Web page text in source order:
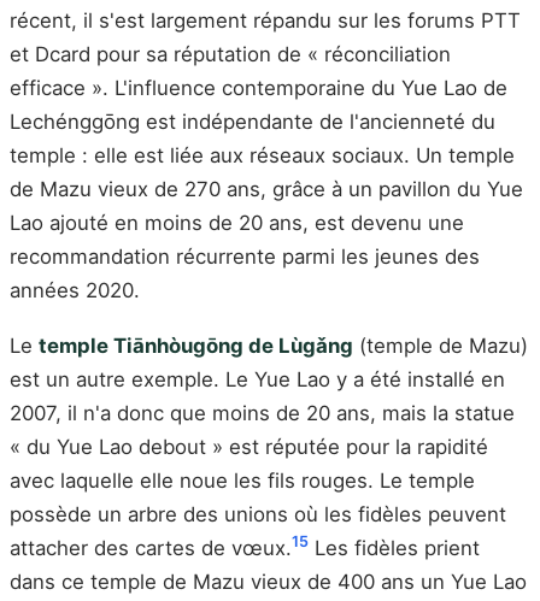
récent, il s'est largement répandu sur les forums PTT
et Dcard pour sa réputation de « réconciliation
efficace ». L'influence contemporaine du Yue Lao de
Lechénggōng est indépendante de l'ancienneté du
temple : elle est liée aux réseaux sociaux. Un temple
de Mazu vieux de 270 ans, grâce à un pavillon du Yue
Lao ajouté en moins de 20 ans, est devenu une
recommandation récurrente parmi les jeunes des
années 2020.
Le temple Tiānhòugōng de Lùgǎng (temple de Mazu)
est un autre exemple. Le Yue Lao y a été installé en
2007, il n'a donc que moins de 20 ans, mais la statue
« du Yue Lao debout » est réputée pour la rapidité
avec laquelle elle noue les fils rouges. Le temple
possède un arbre des unions où les fidèles peuvent
attacher des cartes de vœux.15 Les fidèles prient
dans ce temple de Mazu vieux de 400 ans un Yue Lao